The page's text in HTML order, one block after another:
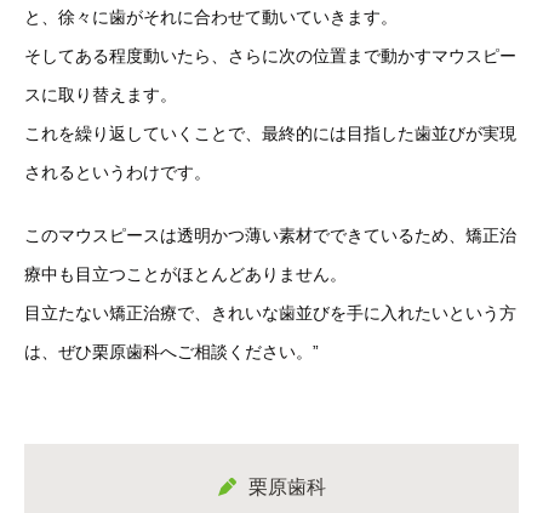
と、徐々に歯がそれに合わせて動いていきます。
そしてある程度動いたら、さらに次の位置まで動かすマウスピー
スに取り替えます。
これを繰り返していくことで、最終的には目指した歯並びが実現
されるというわけです。
このマウスピースは透明かつ薄い素材でできているため、矯正治
療中も目立つことがほとんどありません。
目立たない矯正治療で、きれいな歯並びを手に入れたいという方
は、ぜひ栗原歯科へご相談ください。”
栗原歯科